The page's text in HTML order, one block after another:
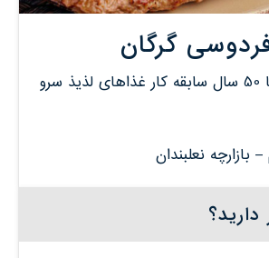
گرگان
چلوکبابی فردوسی با 50 سال سابقه کار غذاهای لذیذ سرو
نعلبندان